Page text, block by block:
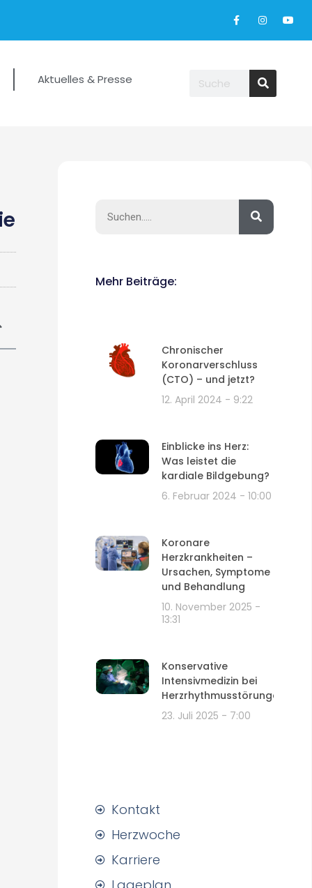
Aktuelles & Presse
Mehr Beiträge:
Chronischer
Koronarverschluss
(CTO) – und jetzt?
12. April 2024
9:22
Einblicke ins Herz:
Was leistet die
kardiale Bildgebung?
6. Februar 2024
10:00
Koronare
Herzkrankheiten –
Ursachen, Symptome
und Behandlung
10. November 2025
13:31
Konservative
Intensivmedizin bei
Herzrhythmusstörungen
23. Juli 2025
7:00
Kontakt
Herzwoche
Karriere